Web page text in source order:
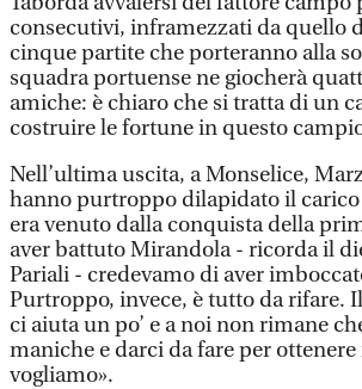
consecutivi, inframezzati da quello
cinque partite che porteranno alla
squadra portuense ne giocherà
amiche: è chiaro che si tratta di un
costruire le fortune in questo
Nell’ultima uscita, a Monselice,
hanno purtroppo dilapidato il
era venuto dalla conquista della
aver battuto Mirandola - ricorda il
Pariali - credevamo di aver
Purtroppo, invece, è tutto da rifare.
ci aiuta un po’ e a noi non rimane
maniche e darci da fare per
vogliamo».